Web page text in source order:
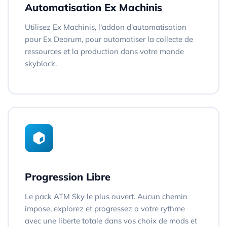
Automatisation Ex Machinis
Utilisez Ex Machinis, l'addon d'automatisation
pour Ex Deorum, pour automatiser la collecte de
ressources et la production dans votre monde
skyblock.
Progression Libre
Le pack ATM Sky le plus ouvert. Aucun chemin
impose, explorez et progressez a votre rythme
avec une liberte totale dans vos choix de mods et